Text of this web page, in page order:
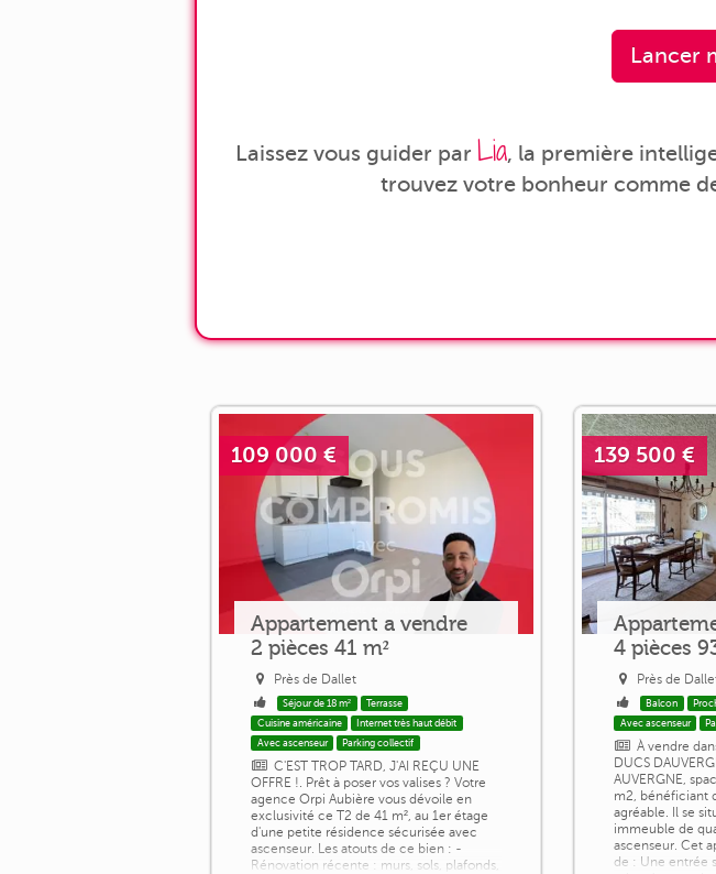
Lancer
Laissez vous guider par Lia, la première
trouvez votre bonheur comme
109 000 €
Appartement a vendre
2 pièces 41 m²
Près de Dallet
Séjour de 18 m²
Terrasse
Cuisine américaine
Internet très haut débit
Avec ascenseur
Parking collectif
C'EST TROP TARD, J'AI REÇU UNE
OFFRE !. Prêt à poser vos valises ? Votre
agence Orpi Aubière vous dévoile en
exclusivité ce T2 de 41 m², au 1er étage
d'une petite résidence sécurisée avec
ascenseur. Les atouts de ce bien : -
Rénovation récente : murs, sols, plafonds,
139 500 €
4 pièces
Près de
Balcon
Avec ascenseur
À vendre
DUCS
AUVERGNE,
m2, bénéficiant
agréable. Il se
immeuble de
ascenseur. Cet
de : Une entrée